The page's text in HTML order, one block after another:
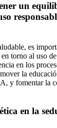
un
es
torno al uso
en los
la
y fomentar la
en la